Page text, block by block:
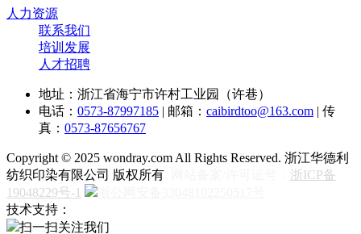
人力资源
联系我们
培训发展
人才招聘
地址：浙江省海宁市许村工业园（许巷）
电话： 0573-87997185 | 邮箱： caibirdtoo@163.com | 传
真： 0573-87656767
Copyright © 2025 wondray.com All Rights Reserved. 浙江华德利
纺织印染有限公司 版权所有
浙ICP备
19048229号-1
技术支持：
扫一扫关注我们